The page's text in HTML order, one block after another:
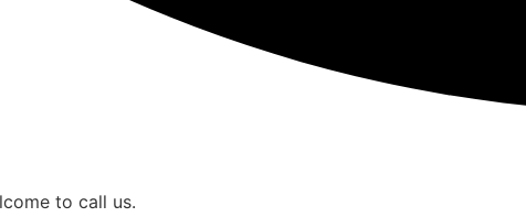
to call us.